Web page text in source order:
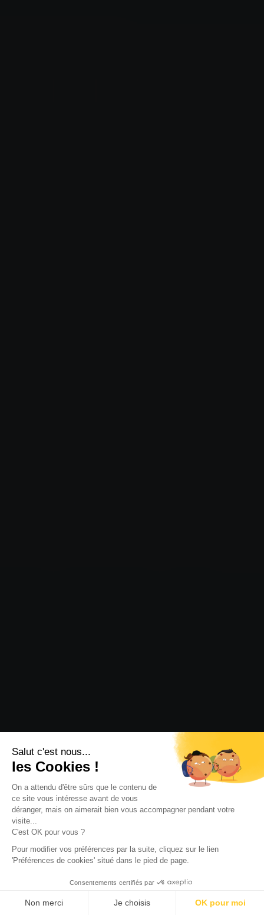
Salut c'est nous...
les Cookies !
On a attendu d'être sûrs que le contenu de
ce site vous intéresse avant de vous
déranger, mais on aimerait bien vous accompagner pendant votre
visite...
C'est OK pour vous ?
Pour modifier vos préférences par la suite, cliquez sur le lien
'Préférences de cookies' situé dans le pied de page.
Consentements certifiés par
Non merci Je choisis OK pour moi